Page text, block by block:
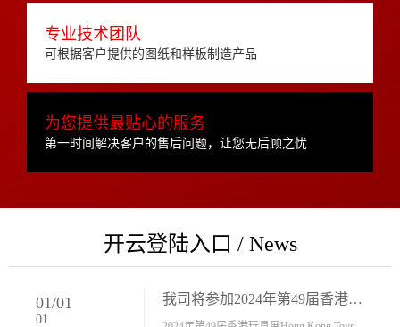
专业技术团队
可根据客户提供的图纸和样板制造产品
为您提供最贴心的服务
第一时间解决客户的售后问题，让您无后顾之忧
开云登陆入口 / News
01/01
01
我司将参加2024年第49届香港玩具展Hong Kong Toys & Games Fair 欢迎新···